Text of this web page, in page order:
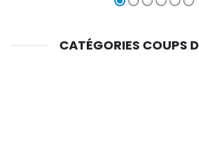
CATÉGORIES COUPS